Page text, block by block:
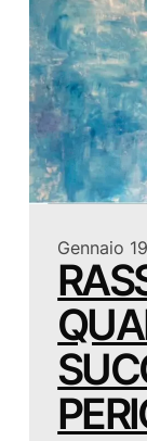
Gennaio